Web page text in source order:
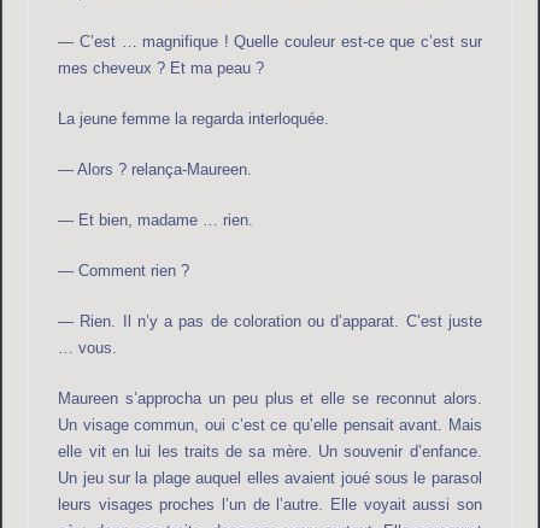
— C’est … magnifique ! Quelle couleur est-ce que c’est sur
mes cheveux ? Et ma peau ?
La jeune femme la regarda interloquée.
— Alors ? relança-Maureen.
— Et bien, madame … rien.
— Comment rien ?
— Rien. Il n’y a pas de coloration ou d’apparat. C’est juste
… vous.
Maureen s’approcha un peu plus et elle se reconnut alors.
Un visage commun, oui c’est ce qu’elle pensait avant. Mais
elle vit en lui les traits de sa mère. Un souvenir d’enfance.
Un jeu sur la plage auquel elles avaient joué sous le parasol
leurs visages proches l’un de l’autre. Elle voyait aussi son